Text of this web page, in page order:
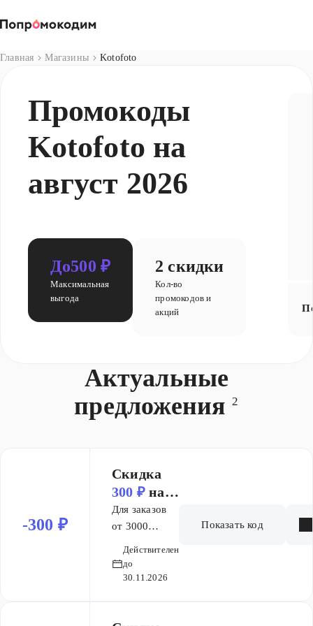
Главная Магазины Kotofoto
Промокоды
Kotofoto на
август 2026
До500 ₽
Максимальная
выгода
2 скидки
Кол-во
промокодов и
акций
Актуальные
предложения 2
-300 ₽
Скидка
300 ₽на
заказ от 3
000 ₽
Для заказов
от 3000
дарим скидку
в размере 300
Действителен
до
30.11.2026
Показать код